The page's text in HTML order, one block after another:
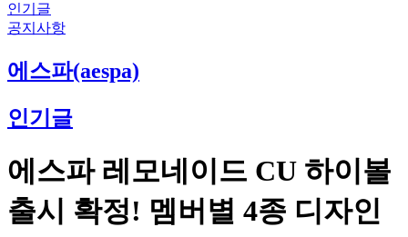
인기글
공지사항
에스파(aespa)
인기글
에스파 레모네이드 CU 하이볼
출시 확정! 멤버별 4종 디자인